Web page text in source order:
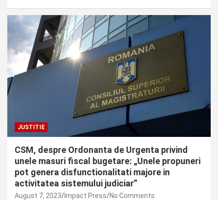
JUSTITIE
CSM, despre Ordonanta de Urgenta privind
unele masuri fiscal bugetare: „Unele propuneri
pot genera disfunctionalitati majore in
activitatea sistemului judiciar”
August 7, 2023 Impact Press No Comments